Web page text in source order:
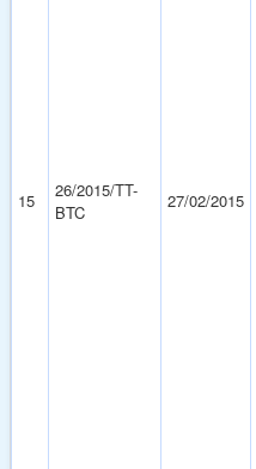
15
26/2015/TT-
BTC
27/02/2015